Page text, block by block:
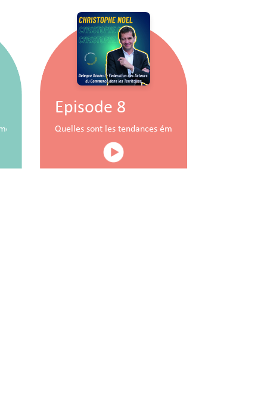
à travers la RSE
Episode 8
Quelles sont les tendances émergentes du commerce